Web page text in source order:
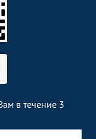
в течение 3